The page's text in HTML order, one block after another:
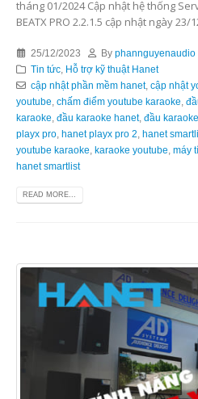
tháng 01/2024 Cập nhật hệ thống
BEATX PRO 2.2.1.5 cập nhật ngày 23/
25/12/2023 Byphannguyenaudio
Tin tức, Hỗ trợ kỹ thuật Hanet
cập nhật phần mềm hanet, cập nhật
youtube chấm điểm youtube karaoke
karaoke đầu karaoke hanet, đầu
playx pro hanet playx pro 2 hanet
youtube karaoke karaoke youtube máy
hanet smartlist
READ MORE...